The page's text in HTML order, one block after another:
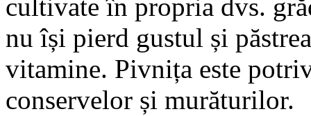
cultivate în propria dvs.
nu își pierd gustul și
vitamine. Pivnița este
conservelor și murăturilor.